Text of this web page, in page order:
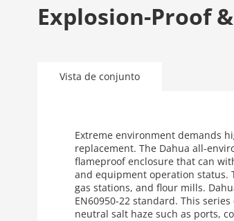
Explosion-Proof
Vista de conjunto
Extreme environment demands
replacement. The Dahua all-
flameproof enclosure that can
and equipment operation status.
gas stations, and flour mills.
EN60950-22 standard. This
neutral salt haze such as ports,